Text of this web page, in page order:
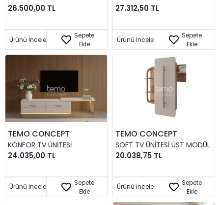
26.500,00 TL
Sepete
Ekle
Ürünü İncele
27.312,50 TL
Sepete
Ekle
Ürünü İncele
TEMO CONCEPT
KONFOR TV ÜNITESI
24.035,00 TL
Sepete
Ekle
Ürünü İncele
TEMO CONCEPT
SOFT TV ÜNITESI ÜST MODÜL
20.038,75 TL
Sepete
Ekle
Ürünü İncele